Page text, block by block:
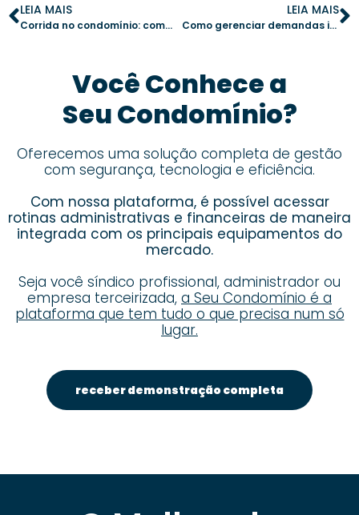
LEIA MAIS
Corrida no condomínio: como criar um grupo de corredores e engajar moradores
LEIA MAIS
Como gerenciar demandas inesperadas de manutenção: soluções práticas para síndicos
Você Conhece a
Seu Condomínio?
Oferecemos uma solução completa de gestão
com segurança, tecnologia e eficiência.
Com nossa plataforma, é possível acessar
rotinas administrativas e financeiras de maneira
integrada com os principais equipamentos do
mercado.
Seja você síndico profissional, administrador ou
empresa terceirizada, a Seu Condomínio é a
plataforma que tem tudo o que precisa num só
lugar.
receber demonstração completa